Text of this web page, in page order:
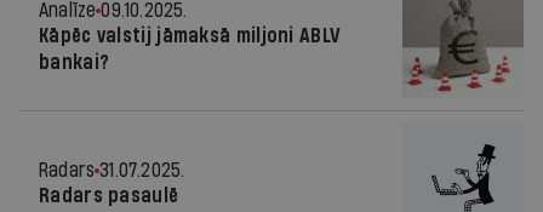
Analīze 09.10.2025.
Kāpēc valstij jāmaksā miljoni ABLV
bankai?
Radars 31.07.2025.
Radars pasaulē